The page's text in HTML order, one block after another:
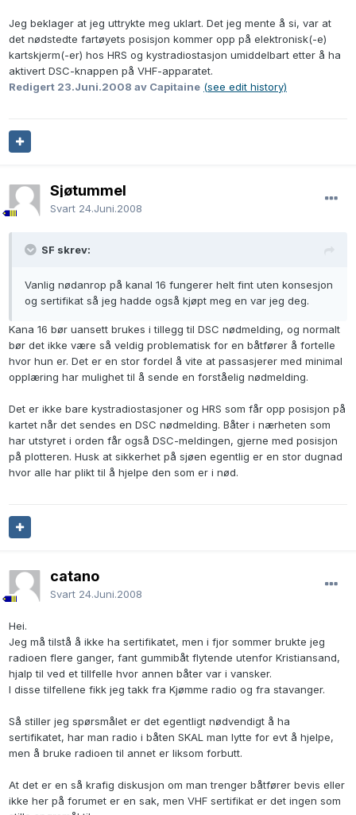
Jeg beklager at jeg uttrykte meg uklart. Det jeg mente å si, var at
det nødstedte fartøyets posisjon kommer opp på elektronisk(-e)
kartskjerm(-er) hos HRS og kystradiostasjon umiddelbart etter å ha
aktivert DSC-knappen på VHF-apparatet.
Redigert 23.Juni.2008 av Capitaine (see edit history)
Sjøtummel
Svart 24.Juni.2008
SF skrev:
Vanlig nødanrop på kanal 16 fungerer helt fint uten konsesjon
og sertifikat så jeg hadde også kjøpt meg en var jeg deg.
Kana 16 bør uansett brukes i tillegg til DSC nødmelding, og normalt
bør det ikke være så veldig problematisk for en båtfører å fortelle
hvor hun er. Det er en stor fordel å vite at passasjerer med minimal
opplæring har mulighet til å sende en forståelig nødmelding.
Det er ikke bare kystradiostasjoner og HRS som får opp posisjon på
kartet når det sendes en DSC nødmelding. Båter i nærheten som
har utstyret i orden får også DSC-meldingen, gjerne med posisjon
på plotteren. Husk at sikkerhet på sjøen egentlig er en stor dugnad
hvor alle har plikt til å hjelpe den som er i nød.
catano
Svart 24.Juni.2008
Hei.
Jeg må tilstå å ikke ha sertifikatet, men i fjor sommer brukte jeg
radioen flere ganger, fant gummibåt flytende utenfor Kristiansand,
hjalp til ved et tillfelle hvor annen båter var i vansker.
I disse tilfellene fikk jeg takk fra Kjømme radio og fra stavanger.
Så stiller jeg spørsmålet er det egentligt nødvendigt å ha
sertifikatet, har man radio i båten SKAL man lytte for evt å hjelpe,
men å bruke radioen til annet er liksom forbutt.
At det er en så krafig diskusjon om man trenger båtfører bevis eller
ikke her på forumet er en sak, men VHF sertifikat er det ingen som